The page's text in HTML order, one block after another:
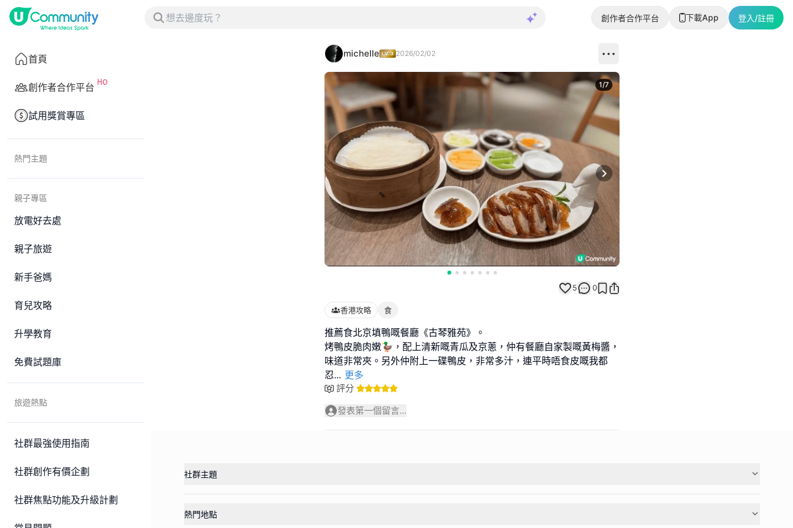
創作者合作平台 下載App 登入/註冊
首頁
創作者合作平台
試用獎賞專區
熱門主題
親子專區
放電好去處
親子旅遊
新手爸媽
育兒攻略
升學教育
免費試題庫
旅遊熱點
社群最強使用指南
社群創作有價企劃
社群焦點功能及升級計劃
michelle 2026/02/02
Next slide
1/7
5 0
香港攻略 食
推薦食北京填鴨嘅餐廳《古琴雅苑》。
烤鴨皮脆肉嫩🦆，配上清新嘅青瓜及京蔥，仲有餐廳自家製嘅黃梅醬，
味道非常夾。另外仲附上一碟鴨皮，非常多汁，連平時唔食皮嘅我都
忍... 更多
評分
發表第一個留言...
社群主題
熱門地點